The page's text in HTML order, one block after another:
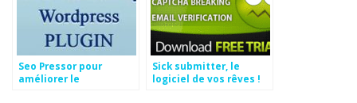
Seo Pressor pour
améliorer le
Sick submitter, le
logiciel de vos rêves !